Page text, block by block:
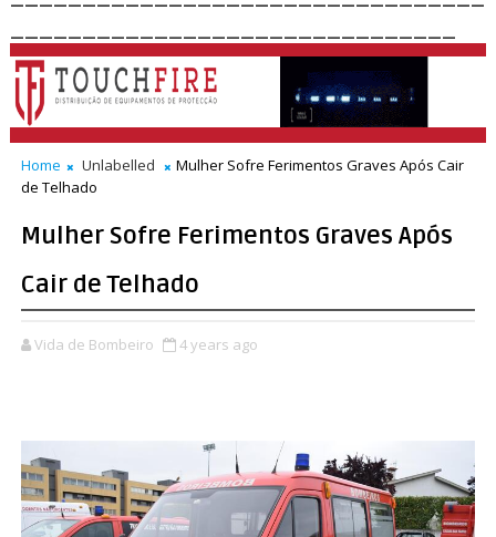
Home Unlabelled
Mulher Sofre Ferimentos Graves Após Cair
de Telhado
Mulher Sofre Ferimentos Graves Após
Cair de Telhado
Vida de Bombeiro 4 years ago